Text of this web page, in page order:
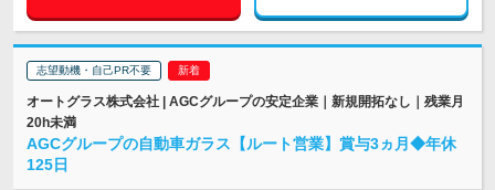
志望動機・自己PR不要
オートグラス株式会社 | AGCグループの安定企業｜新規開拓なし｜残業月
20h未満
AGCグループの自動車ガラス【ルート営業】賞与3ヵ月◆年休
125日